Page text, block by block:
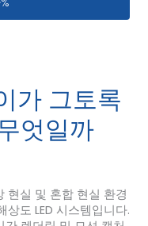
가 그토록
엇일까
현실 및 혼합 현실 환경
도 LED 시스템입니다.